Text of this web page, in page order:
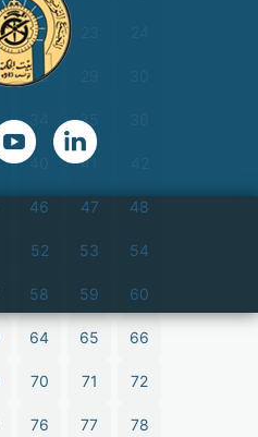
22
28
35
40 41
46 47 48
52 53 54
58 59 60
64 65 66
70 71 72
76 77 78